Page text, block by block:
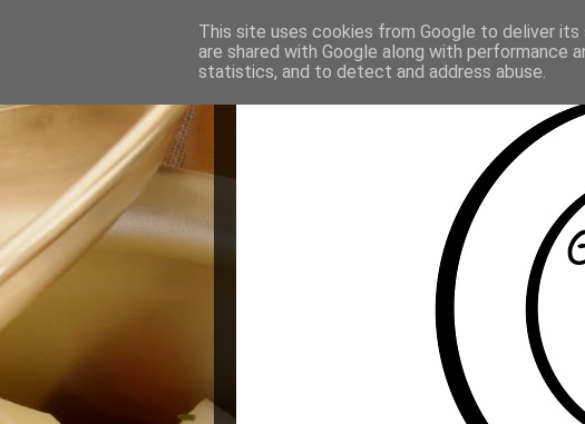
This site uses cookies from Google to deliver
are shared with Google along with performance
statistics, and to detect and address abuse.